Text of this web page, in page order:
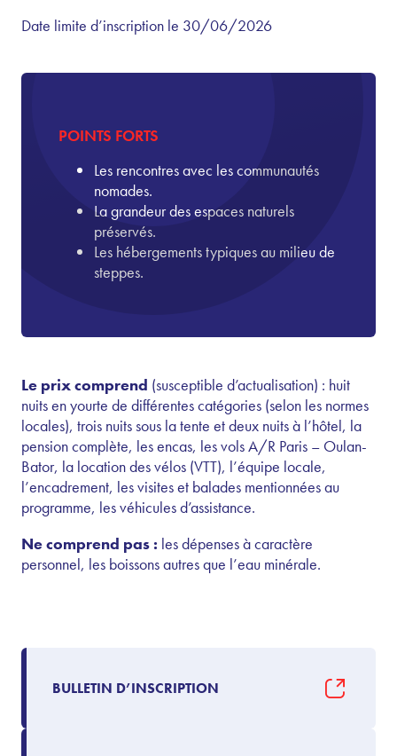
Date limite d’inscription le 30/06/2026
POINTS FORTS
Les rencontres avec les communautés
nomades.
La grandeur des espaces naturels
préservés.
Les hébergements typiques au milieu de
steppes.
Le prix comprend (susceptible d’actualisation) : huit
nuits en yourte de différentes catégories (selon les normes
locales), trois nuits sous la tente et deux nuits à l’hôtel, la
pension complète, les encas, les vols A/R Paris – Oulan-
Bator, la location des vélos (VTT), l’équipe locale,
l’encadrement, les visites et balades mentionnées au
programme, les véhicules d’assistance.
Ne comprend pas : les dépenses à caractère
personnel, les boissons autres que l’eau minérale.
BULLETIN D’INSCRIPTION